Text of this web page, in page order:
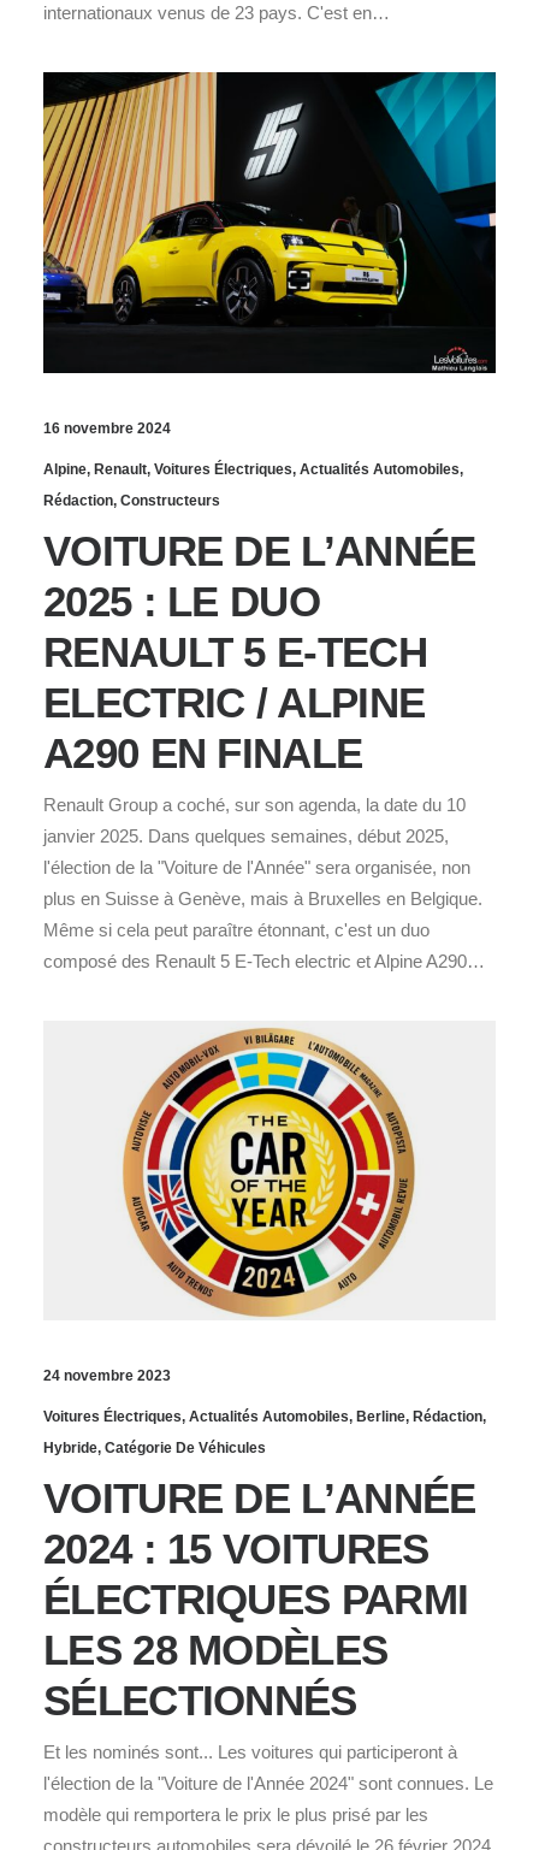
internationaux venus de 23 pays. C'est en…
16 novembre 2024
Alpine, Renault, Voitures Électriques, Actualités Automobiles,
Rédaction, Constructeurs
VOITURE DE L’ANNÉE
2025 : LE DUO
RENAULT 5 E-TECH
ELECTRIC / ALPINE
A290 EN FINALE
Renault Group a coché, sur son agenda, la date du 10
janvier 2025. Dans quelques semaines, début 2025,
l'élection de la "Voiture de l'Année" sera organisée, non
plus en Suisse à Genève, mais à Bruxelles en Belgique.
Même si cela peut paraître étonnant, c'est un duo
composé des Renault 5 E-Tech electric et Alpine A290…
24 novembre 2023
Voitures Électriques, Actualités Automobiles, Berline, Rédaction,
Hybride, Catégorie De Véhicules
VOITURE DE L’ANNÉE
2024 : 15 VOITURES
ÉLECTRIQUES PARMI
LES 28 MODÈLES
SÉLECTIONNÉS
Et les nominés sont... Les voitures qui participeront à
l'élection de la "Voiture de l'Année 2024" sont connues. Le
modèle qui remportera le prix le plus prisé par les